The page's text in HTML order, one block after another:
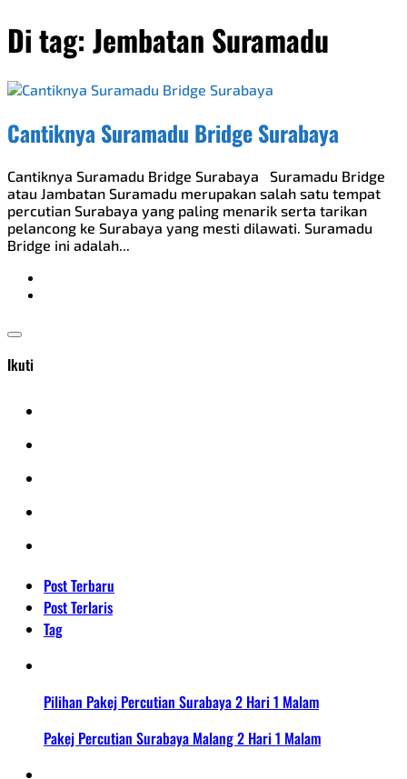
Di tag: Jembatan Suramadu
Cantiknya Suramadu Bridge Surabaya
Cantiknya Suramadu Bridge Surabaya Suramadu Bridge
atau Jambatan Suramadu merupakan salah satu tempat
percutian Surabaya yang paling menarik serta tarikan
pelancong ke Surabaya yang mesti dilawati. Suramadu
Bridge ini adalah...
Ikuti
Post Terbaru
Post Terlaris
Tag
Pilihan Pakej Percutian Surabaya 2 Hari 1 Malam
Pakej Percutian Surabaya Malang 2 Hari 1 Malam